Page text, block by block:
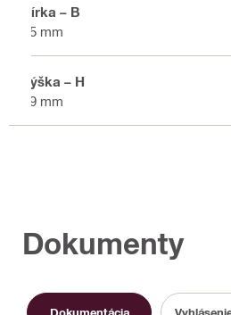
Šírka – B
15 mm
Výška – H
19 mm
Dokumenty
Dokumentácia